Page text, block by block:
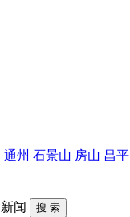
通州 石景山 房山 昌平
新闻